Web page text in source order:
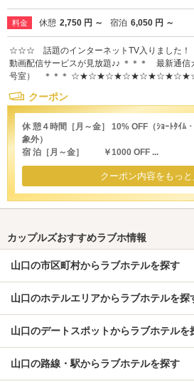
料金 休憩 2,750 円 ～ 宿泊 6,050 円 ～
☆☆☆ 話題のインターネットTV入りまし
動画配信サービスが見放題♪♪ ＊＊＊ 最新通信
号室） ＊＊＊
クーポン
休 憩４時間［月～金］ 10% OFF（ｼｮｰﾄﾀｲﾑ
象外）
宿 泊［月～金］ ￥1000 OFF ...
クーポン内容をもっと
カップルズおすすめラブホ情報
山口の市区町村からラブホテルを探す
山口のホテルエリアからラブホテルを探
山口のデートスポットからラブホテルを
山口の路線・駅からラブホテルを探す